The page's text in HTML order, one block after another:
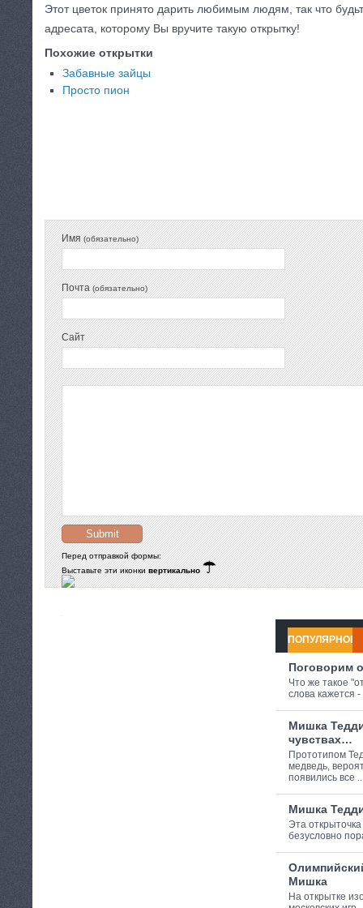
Этот цветок принято дарить любимым людям, так что
адресата, которому Вы вручите такую открытку!
Похожие открытки
Забавные зайцы
Просто пион
Имя(обязательно)
Почта(обязательно)
Сайт
Перед отправкой формы:
Выставьте эти иконкивертикально
ПОПУЛЯРНОЕ
Поговорим
Что же такое
слова кажется -
Мишка
чувствах…
Прототипом
медведь,
появились все
Мишка
Эта
безусловно
Мишка
На открытке